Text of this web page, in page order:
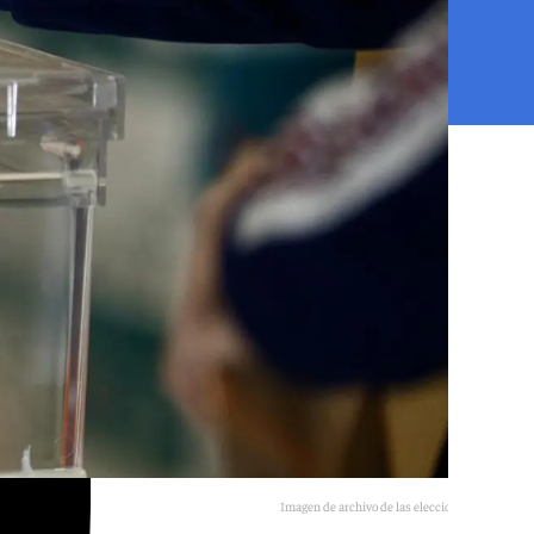
Imagen de archivo de las elecciones generales